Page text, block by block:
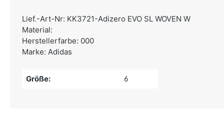
Lief.-Art-Nr: KK3721-Adizero EVO SL WOVEN W
Material:
Herstellerfarbe: 000
Marke: Adidas
Größe: 6